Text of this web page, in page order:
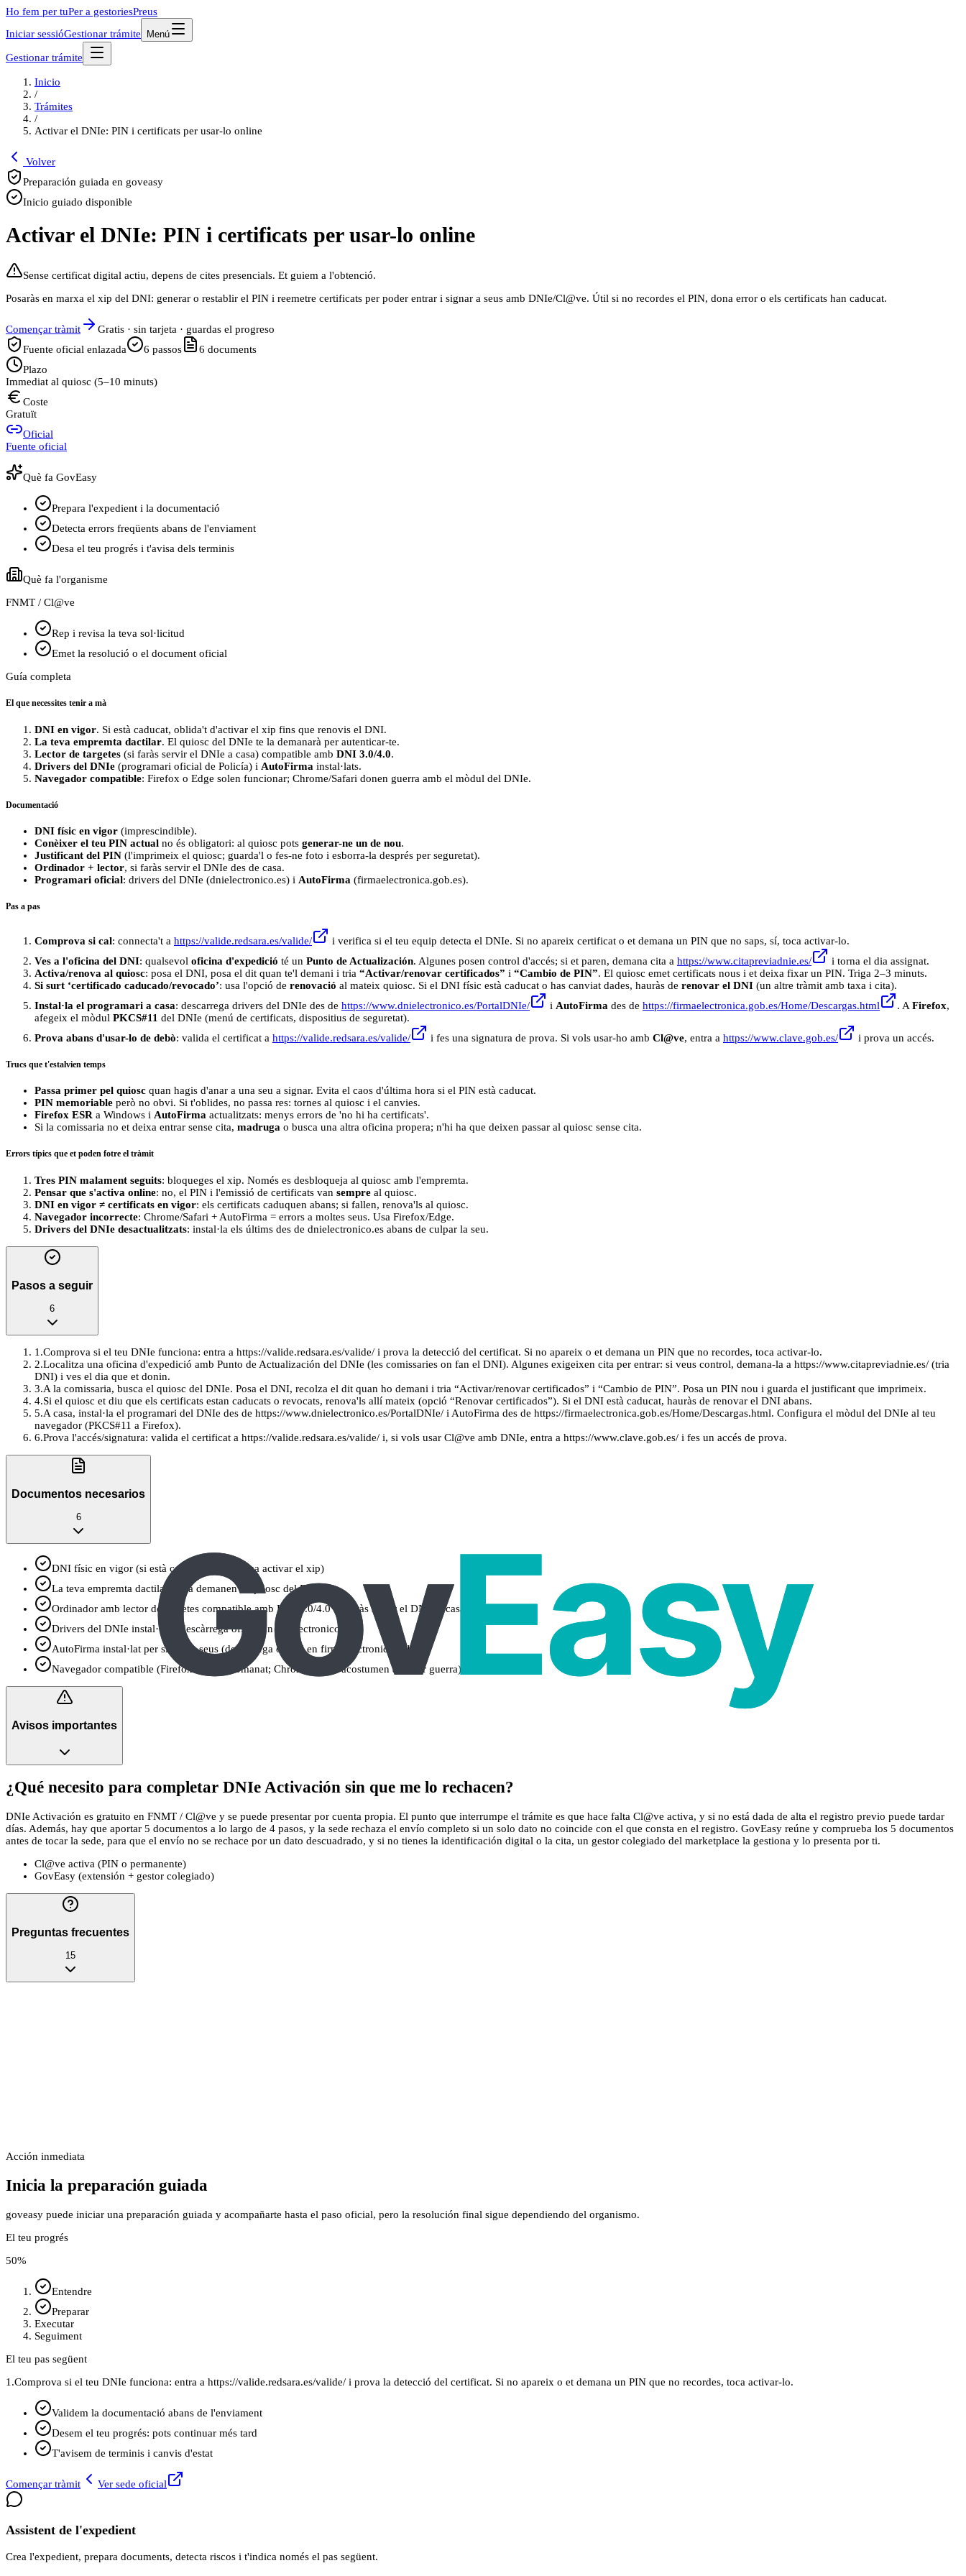
Ho fem per tuPer a gestoriesPreus
Iniciar sessióGestionar trámite Menú
Gestionar trámite
Inicio
/
Trámites
/
Activar el DNIe: PIN i certificats per usar-lo online
Volver
Preparación guiada en goveasy
Inicio guiado disponible
Activar el DNIe: PIN i certificats per usar-lo online
Sense certificat digital actiu, depens de cites presencials. Et guiem a l'obtenció.
Posaràs en marxa el xip del DNI: generar o restablir el PIN i reemetre certificats per poder entrar i signar a seus amb DNIe/Cl@ve. Útil si no recordes el PIN, dona error o els certificats han caducat.
Començar tràmit
Gratis · sin tarjeta · guardas el progreso
Fuente oficial enlazada
6 passos 6 documents
Plazo
Immediat al quiosc (5–10 minuts)
Coste
Gratuït
Oficial
Fuente oficial
Què fa GovEasy
Prepara l'expedient i la documentació
Detecta errors freqüents abans de l'enviament
Desa el teu progrés i t'avisa dels terminis
Què fa l'organisme
FNMT / Cl@ve
Rep i revisa la teva sol·licitud
Emet la resolució o el document oficial
Guía completa
El que necessites tenir a mà
DNI en vigor. Si està caducat, oblida't d'activar el xip fins que renovis el DNI.
La teva empremta dactilar. El quiosc del DNIe te la demanarà per autenticar-te.
Lector de targetes (si faràs servir el DNIe a casa) compatible amb DNI 3.0/4.0.
Drivers del DNIe (programari oficial de Policía) i AutoFirma instal·lats.
Navegador compatible: Firefox o Edge solen funcionar; Chrome/Safari donen guerra amb el mòdul del DNIe.
Documentació
DNI físic en vigor (imprescindible).
Conèixer el teu PIN actual no és obligatori: al quiosc pots generar-ne un de nou.
Justificant del PIN (l'imprimeix el quiosc; guarda'l o fes-ne foto i esborra-la després per seguretat).
Ordinador + lector, si faràs servir el DNIe des de casa.
Programari oficial: drivers del DNIe (dnielectronico.es) i AutoFirma (firmaelectronica.gob.es).
Pas a pas
Comprova si cal: connecta't a https://valide.redsara.es/valide/
i verifica si el teu equip detecta el DNIe. Si no apareix certificat o et demana un PIN que no saps, sí, toca activar-lo.
Ves a l'oficina del DNI: qualsevol oficina d'expedició té un Punto de Actualización. Algunes posen control d'accés; si et paren, demana cita a https://www.citapreviadnie.es/
i torna el dia assignat.
Activa/renova al quiosc: posa el DNI, posa el dit quan te'l demani i tria “Activar/renovar certificados” i “Cambio de PIN”. El quiosc emet certificats nous i et deixa fixar un PIN. Triga 2–3 minuts.
Si surt ‘certificado caducado/revocado’: usa l'opció de renovació al mateix quiosc. Si el DNI físic està caducat o has canviat dades, hauràs de renovar el DNI (un altre tràmit amb taxa i cita).
Instal·la el programari a casa: descarrega drivers del DNIe des de https://www.dnielectronico.es/PortalDNIe/ i AutoFirma des de https://firmaelectronica.gob.es/Home/Descargas.html . A Firefox,
afegeix el mòdul PKCS#11 del DNIe (menú de certificats, dispositius de seguretat).
Prova abans d'usar-lo de debò: valida el certificat a https://valide.redsara.es/valide/ i fes una signatura de prova. Si vols usar-ho amb Cl@ve, entra a https://www.clave.gob.es/ i prova un accés.
Trucs que t'estalvien temps
Passa primer pel quiosc quan hagis d'anar a una seu a signar. Evita el caos d'última hora si el PIN està caducat.
PIN memoriable però no obvi. Si t'oblides, no passa res: tornes al quiosc i el canvies.
Firefox ESR a Windows i AutoFirma actualitzats: menys errors de 'no hi ha certificats'.
Si la comissaria no et deixa entrar sense cita, madruga o busca una altra oficina propera; n'hi ha que deixen passar al quiosc sense cita.
Errors típics que et poden fotre el tràmit
Tres PIN malament seguits: bloqueges el xip. Només es desbloqueja al quiosc amb l'empremta.
Pensar que s'activa online: no, el PIN i l'emissió de certificats van sempre al quiosc.
DNI en vigor ≠ certificats en vigor: els certificats caduquen abans; si fallen, renova'ls al quiosc.
Navegador incorrecte: Chrome/Safari + AutoFirma = errors a moltes seus. Usa Firefox/Edge.
Drivers del DNIe desactualitzats: instal·la els últims des de dnielectronico.es abans de culpar la seu.
Pasos a seguir
6
1 .Comprova si el teu DNIe funciona: entra a https://valide.redsara.es/valide/ i prova la detecció del certificat. Si no apareix o et demana un PIN que no recordes, toca activar-lo.
2.Localitza una oficina d'expedició amb Punto de Actualización del DNIe (les comissaries on fan el DNI). Algunes exigeixen cita per entrar: si veus control, demana-la a https://www.citapreviadnie.es/ (tria
DNI) i ves el dia que et donin.
3.A la comissaria, busca el quiosc del DNIe. Posa el DNI, recolza el dit quan ho demani i tria “Activar/renovar certificados” i “Cambio de PIN”. Posa un PIN nou i guarda el justificant que imprimeix.
4.Si el quiosc et diu que els certificats estan caducats o revocats, renova'ls allí mateix (opció “Renovar certificados”). Si el DNI està caducat, hauràs de renovar el DNI abans.
5.A casa, instal·la el programari del DNIe des de https://www.dnielectronico.es/PortalDNIe/ i AutoFirma des de https://firmaelectronica.gob.es/Home/Descargas.html. Configura el mòdul del DNIe al teu
navegador (PKCS#11 a Firefox).
6.Prova l'accés/signatura: valida el certificat a https://valide.redsara.es/valide/ i, si vols usar Cl@ve amb DNIe, entra a https://www.clave.gob.es/ i fes un accés de prova.
Documentos necesarios
6
DNI físic en vigor (si està caducat, no et deixa activar el xip)
La teva empremta dactilar (te la demanen al quiosc del DNIe)
Ordinador amb lector de targetes compatible amb DNI 3.0/4.0 (si faràs servir el DNIe a casa)
Drivers del DNIe instal·lats (descàrrega oficial en dnielectronico.es)
AutoFirma instal·lat per signar a seus (descàrrega oficial en firmaelectronica.gob.es)
Navegador compatible (Firefox/Edge recomanat; Chrome/Safari acostumen a donar guerra)
Avisos importantes
¿Qué necesito para completar DNIe Activación sin que me lo rechacen?
DNIe Activación es gratuito en FNMT / Cl@ve y se puede presentar por cuenta propia. El punto que interrumpe el trámite es que hace falta Cl@ve activa, y si no está dada de alta el registro previo puede tardar
días. Además, hay que aportar 5 documentos a lo largo de 4 pasos, y la sede rechaza el envío completo si un solo dato no coincide con el que consta en el registro. GovEasy reúne y comprueba los 5 documentos
antes de tocar la sede, para que el envío no se rechace por un dato descuadrado, y si no tienes la identificación digital o la cita, un gestor colegiado del marketplace la gestiona y lo presenta por ti.
Cl@ve activa (PIN o permanente)
GovEasy (extensión + gestor colegiado)
Preguntas frecuentes
15
Acción inmediata
Inicia la preparación guiada
goveasy puede iniciar una preparación guiada y acompañarte hasta el paso oficial, pero la resolución final sigue dependiendo del organismo.
El teu progrés
50%
Entendre
Preparar
Executar
Seguiment
El teu pas següent
1.Comprova si el teu DNIe funciona: entra a https://valide.redsara.es/valide/ i prova la detecció del certificat. Si no apareix o et demana un PIN que no recordes, toca activar-lo.
Validem la documentació abans de l'enviament
Desem el teu progrés: pots continuar més tard
T'avisem de terminis i canvis d'estat
Començar tràmit Ver sede oficial
Assistent de l'expedient
Crea l'expedient, prepara documents, detecta riscos i t'indica només el pas següent.